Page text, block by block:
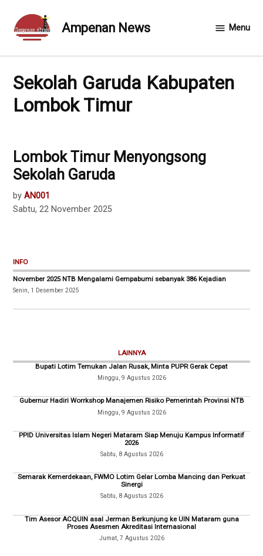
content
Ampenan News Menu
Sekolah Garuda Kabupaten
Lombok Timur
Lombok Timur Menyongsong
Sekolah Garuda
by AN001
Sabtu, 22 November 2025
INFO
November 2025 NTB Mengalami Gempabumi sebanyak 386 Kejadian
Senin, 1 Desember 2025
LAINNYA
Bupati Lotim Temukan Jalan Rusak, Minta PUPR Gerak Cepat
Minggu, 9 Agustus 2026
Gubernur Hadiri Worrkshop Manajemen Risiko Pemerintah Provinsi NTB
Minggu, 9 Agustus 2026
PPID Universitas Islam Negeri Mataram Siap Menuju Kampus Informatif
2026
Sabtu, 8 Agustus 2026
Semarak Kemerdekaan, FWMO Lotim Gelar Lomba Mancing dan Perkuat
Sinergi
Sabtu, 8 Agustus 2026
Tim Asesor ACQUIN asal Jerman Berkunjung ke UIN Mataram guna
Proses Asesmen Akreditasi Internasional
Jumat, 7 Agustus 2026